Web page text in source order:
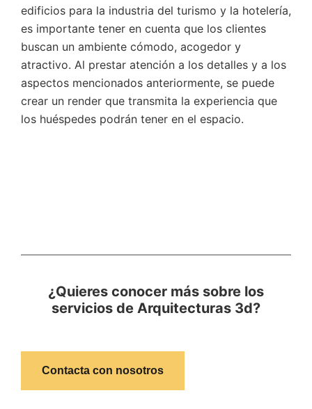
edificios para la industria del turismo y la hotelería,
es importante tener en cuenta que los clientes
buscan un ambiente cómodo, acogedor y
atractivo. Al prestar atención a los detalles y a los
aspectos mencionados anteriormente, se puede
crear un render que transmita la experiencia que
los huéspedes podrán tener en el espacio.
¿Quieres conocer más sobre los
servicios de Arquitecturas 3d?
Contacta con nosotros